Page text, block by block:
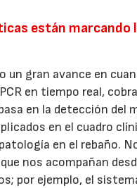
están marcando
un gran avance en
en tiempo real,
en la detección
en el cuadro
en el rebaño.
nos acompañan
por ejemplo, el